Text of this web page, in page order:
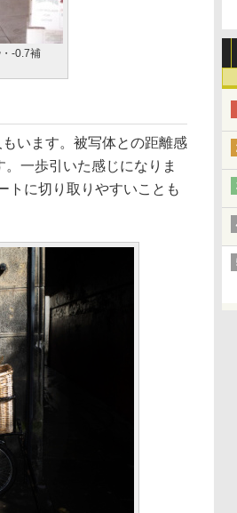
-0.7補
います。被写体との距離感
一歩引いた感じになりま
トに切り取りやすいことも